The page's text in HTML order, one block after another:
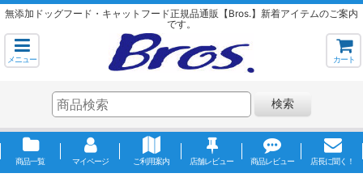
無添加ドッグフード・キャットフード正規品通販【Bros.】新着アイテムのご案内
です。
メニュー カート
検索
商品一覧 マイページ ご利用案内 店舗レビュー 商品レビュー 店長に聞く！